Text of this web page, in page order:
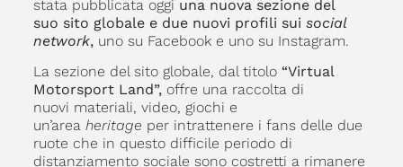
stata pubblicata oggi una nuova sezione del
suo sito globale e due nuovi profili sui social
network, uno su Facebook e uno su Instagram.
La sezione del sito globale, dal titolo “Virtual
Motorsport Land”,offre una raccolta di
nuovi materiali, video, giochi e
un’areaheritage per intrattenere i fans delle due
ruote che in questo difficile periodo di
distanziamento sociale sono costretti a rimanere